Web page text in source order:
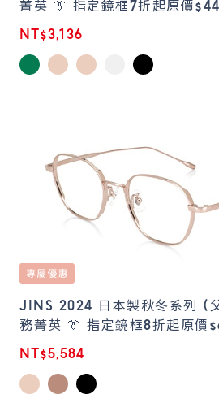
菁英 👔 指定鏡框7折起原價
NT$3,136
JINS 2024 日本製秋冬系列 (
務菁英 👔 指定鏡框8折起原價
NT$5,584